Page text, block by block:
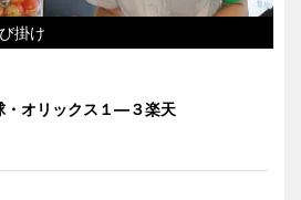
掛け
・オリックス１―３楽天